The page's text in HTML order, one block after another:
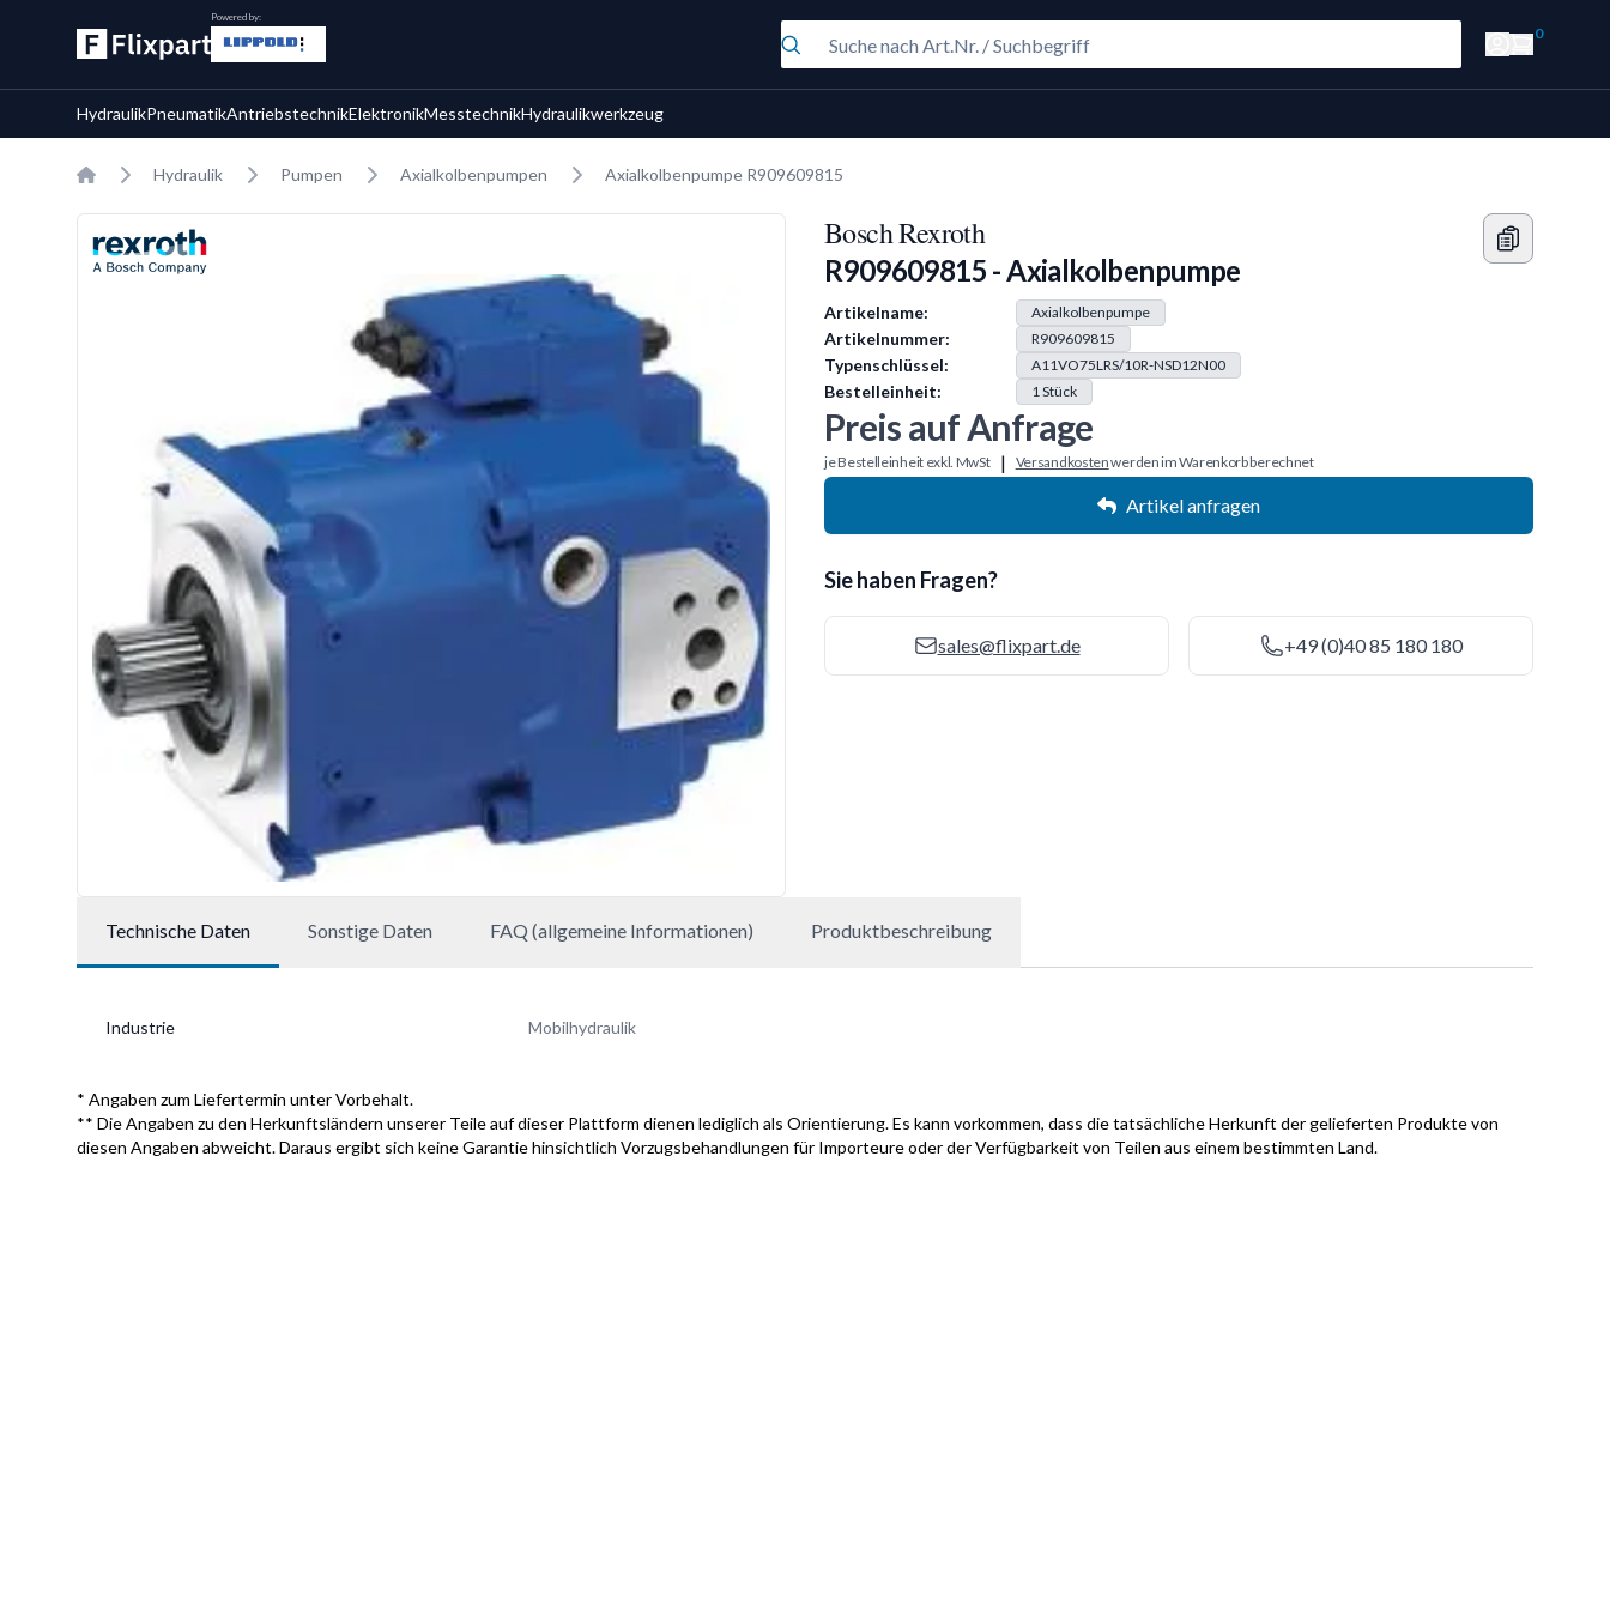
Powered by:
0
HydraulikPneumatikAntriebstechnikElektronikMesstechnikHydraulikwerkzeug
Home Hydraulik Pumpen Axialkolbenpumpen Axialkolbenpumpe R909609815
Bosch Rexroth
R909609815 - Axialkolbenpumpe
Produkt Information
Artikelname: Axialkolbenpumpe
Artikelnummer: R909609815
Typenschlüssel: A11VO75LRS/10R-NSD12N00
Bestelleinheit: 1Stück
Preis auf Anfrage
je Bestelleinheit exkl. MwSt | Versandkostenwerden im Warenkorb berechnet
Artikel anfragen
Sie haben Fragen?
sales@flixpart.de +49 (0)40 85 180 180
Technische Daten Sonstige Daten FAQ (allgemeine Informationen) Produktbeschreibung
Industrie Mobilhydraulik
* Angaben zum Liefertermin unter Vorbehalt.
** Die Angaben zu den Herkunftsländern unserer Teile auf dieser Plattform dienen lediglich als Orientierung. Es kann vorkommen, dass die tatsächliche Herkunft der gelieferten Produkte von
diesen Angaben abweicht. Daraus ergibt sich keine Garantie hinsichtlich Vorzugsbehandlungen für Importeure oder der Verfügbarkeit von Teilen aus einem bestimmten Land.